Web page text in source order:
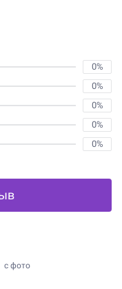
0%
0%
0%
0%
0%
с фото